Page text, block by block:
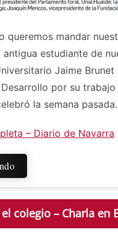
queremos mandar
antigua estudiante de
Jaime
por su
la semana pasada.
– Diario de Navarra
colegio – Charla en